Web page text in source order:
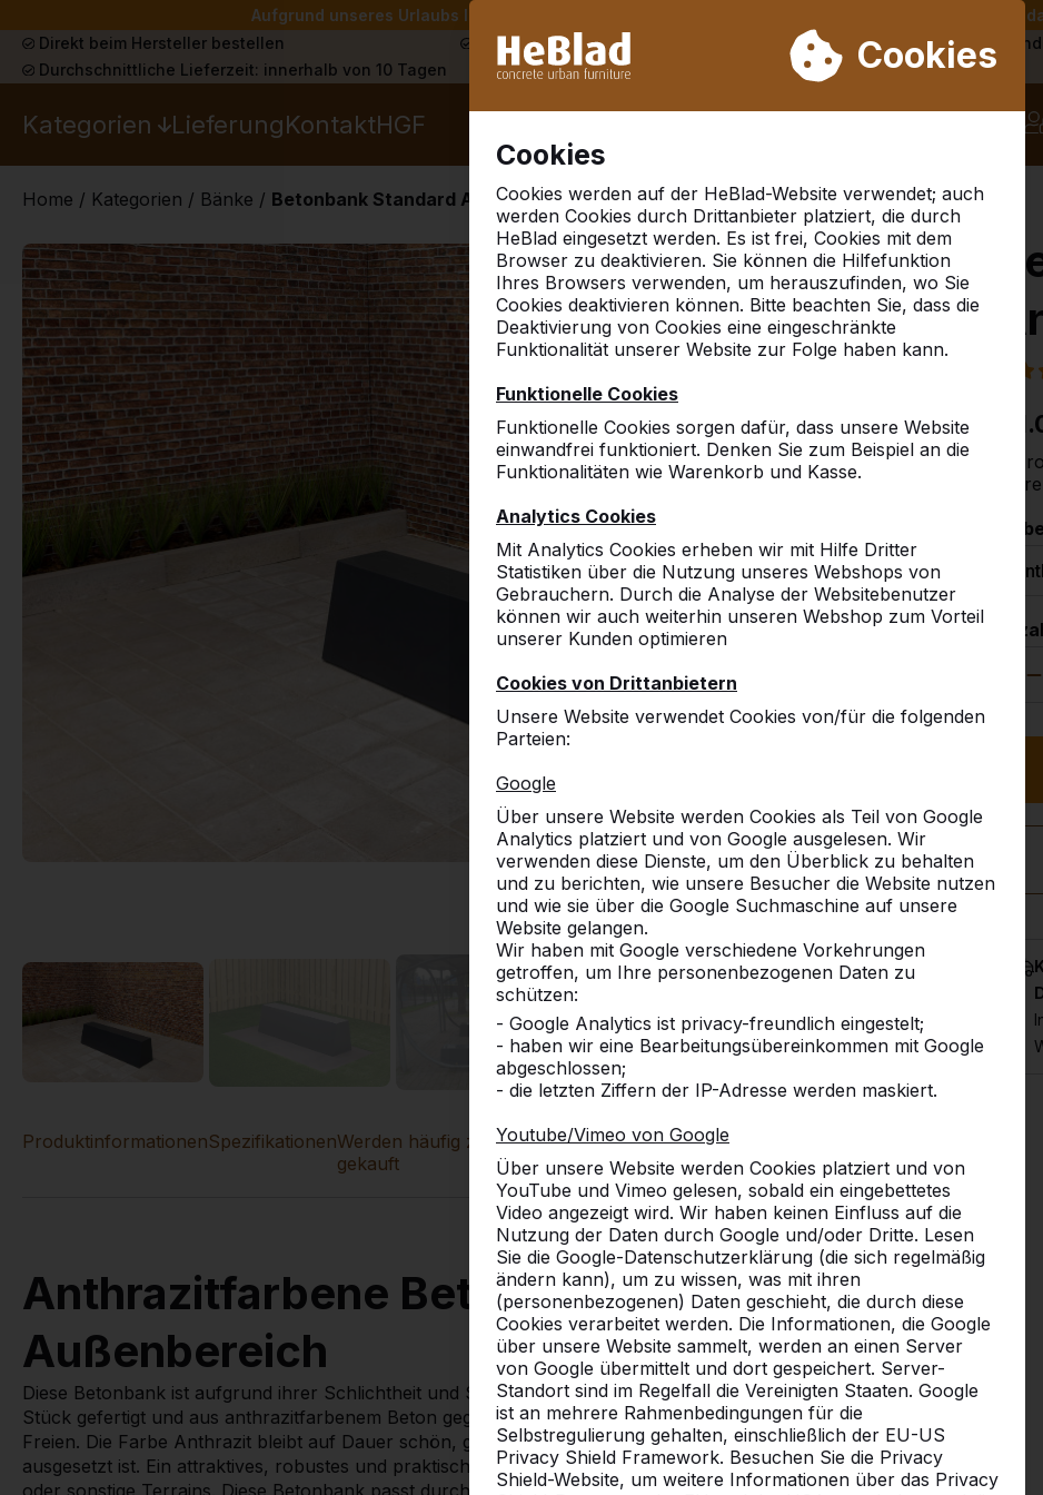
Aufgrund unseres Urlaubs liefern wir von Woche 31 bis Woche 33 nicht. Bitte berücksichtigen Sie
Cookies
Cookies
Cookies werden auf der HeBlad-Website verwendet; auch
werden Cookies durch Drittanbieter platziert, die durch
HeBlad eingesetzt werden. Es ist frei, Cookies mit dem
Browser zu deaktivieren. Sie können die Hilfefunktion
Ihres Browsers verwenden, um herauszufinden, wo Sie
Cookies deaktivieren können. Bitte beachten Sie, dass die
Deaktivierung von Cookies eine eingeschränkte
Funktionalität unserer Website zur Folge haben kann.
Funktionelle Cookies
Funktionelle Cookies sorgen dafür, dass unsere Website
einwandfrei funktioniert. Denken Sie zum Beispiel an die
Funktionalitäten wie Warenkorb und Kasse.
Analytics Cookies
Mit Analytics Cookies erheben wir mit Hilfe Dritter
Statistiken über die Nutzung unseres Webshops von
Gebrauchern. Durch die Analyse der Websitebenutzer
können wir auch weiterhin unseren Webshop zum Vorteil
unserer Kunden optimieren
Cookies von Drittanbietern
Unsere Website verwendet Cookies von/für die folgenden
Parteien:
Google
Über unsere Website werden Cookies als Teil von Google
Analytics platziert und von Google ausgelesen. Wir
verwenden diese Dienste, um den Überblick zu behalten
und zu berichten, wie unsere Besucher die Website nutzen
und wie sie über die Google Suchmaschine auf unsere
Website gelangen.
Wir haben mit Google verschiedene Vorkehrungen
getroffen, um Ihre personenbezogenen Daten zu
schützen:
- Google Analytics ist privacy-freundlich eingestelt;
- haben wir eine Bearbeitungsübereinkommen mit Google
abgeschlossen;
- die letzten Ziffern der IP-Adresse werden maskiert.
Youtube/Vimeo von Google
Über unsere Website werden Cookies platziert und von
YouTube und Vimeo gelesen, sobald ein eingebettetes
Video angezeigt wird. Wir haben keinen Einfluss auf die
Nutzung der Daten durch Google und/oder Dritte. Lesen
Sie die Google-Datenschutzerklärung (die sich regelmäßig
ändern kann), um zu wissen, was mit ihren
(personenbezogenen) Daten geschieht, die durch diese
Cookies verarbeitet werden. Die Informationen, die Google
über unsere Website sammelt, werden an einen Server
von Google übermittelt und dort gespeichert. Server-
Standort sind im Regelfall die Vereinigten Staaten. Google
ist an mehrere Rahmenbedingungen für die
Selbstregulierung gehalten, einschließlich der EU-US
Privacy Shield Framework. Besuchen Sie die Privacy
Shield-Website, um weitere Informationen über das Privacy
Direkt beim Hersteller bestellen Schon mehr als 30.000 Produkten verkauft
Durchschnittliche Lieferzeit: innerhalb von 10 Tagen
Kategorien LieferungKontaktHGF
Home / Kategorien / Bänke / Betonbank Standard Anthrazit
€
2.
Farbe
ProduktinformationenSpezifikationenWerden häufig zusammen
gekauft
Kundenberichte
Produkte
Anthrazitfarbene Betonbank für den
Außenbereich
Diese Betonbank ist aufgrund ihrer Schlichtheit und Stabilität ideal für den Außenbereich geeignet. In einem
Stück gefertigt und aus anthrazitfarbenem Beton gegossen – damit ist diese Bank optimal für die Nutzung im
Freien. Die Farbe Anthrazit bleibt auf Dauer schön, ganz gleich, welchen Witterungsbedingungen sie
ausgesetzt ist. Ein attraktives, robustes und praktisches Schmuckstück für Ihren Garten, für Plätze, Parks
oder sonstige Terrains. Diese Betonbank passt durch ihr schlichtes Aussehen in jede Umgebung und ist